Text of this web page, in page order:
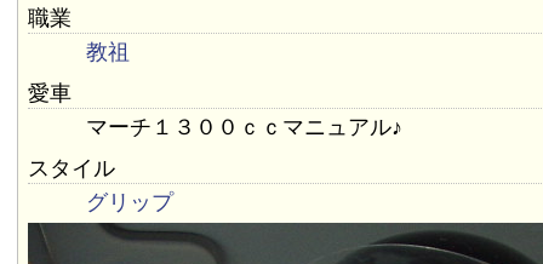
職業
教祖
愛車
マーチ１３００ｃｃマニュアル♪
スタイル
グリップ